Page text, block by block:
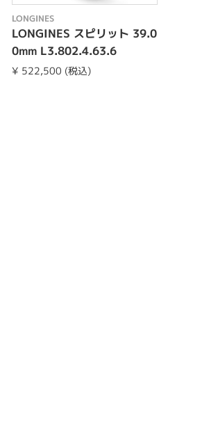
LONGINES
LONGINES スピリット 39.0
0mm L3.802.4.63.6
¥ 522,500 (税込)